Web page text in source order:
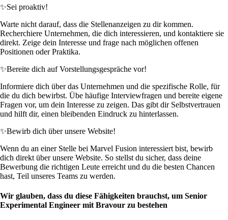
✨Sei proaktiv!
Warte nicht darauf, dass die Stellenanzeigen zu dir kommen.
Recherchiere Unternehmen, die dich interessieren, und kontaktiere sie
direkt. Zeige dein Interesse und frage nach möglichen offenen
Positionen oder Praktika.
✨Bereite dich auf Vorstellungsgespräche vor!
Informiere dich über das Unternehmen und die spezifische Rolle, für
die du dich bewirbst. Übe häufige Interviewfragen und bereite eigene
Fragen vor, um dein Interesse zu zeigen. Das gibt dir Selbstvertrauen
und hilft dir, einen bleibenden Eindruck zu hinterlassen.
✨Bewirb dich über unsere Website!
Wenn du an einer Stelle bei Marvel Fusion interessiert bist, bewirb
dich direkt über unsere Website. So stellst du sicher, dass deine
Bewerbung die richtigen Leute erreicht und du die besten Chancen
hast, Teil unseres Teams zu werden.
Wir glauben, dass du diese Fähigkeiten brauchst, um Senior
Experimental Engineer mit Bravour zu bestehen